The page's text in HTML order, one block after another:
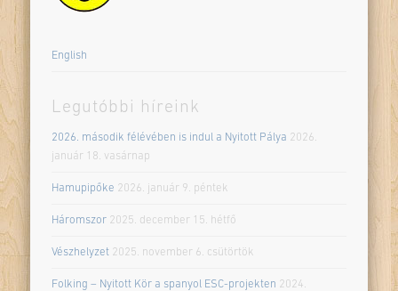
English
Legutóbbi híreink
2026. második félévében is indul a Nyitott Pálya 2026.
január 18. vasárnap
Hamupipőke 2026. január 9. péntek
Háromszor 2025. december 15. hétfő
Vészhelyzet 2025. november 6. csütörtök
Folking – Nyitott Kör a spanyol ESC-projekten 2024.